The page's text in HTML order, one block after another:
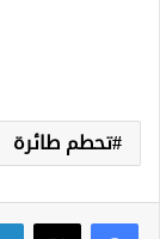
تحطم طائرة